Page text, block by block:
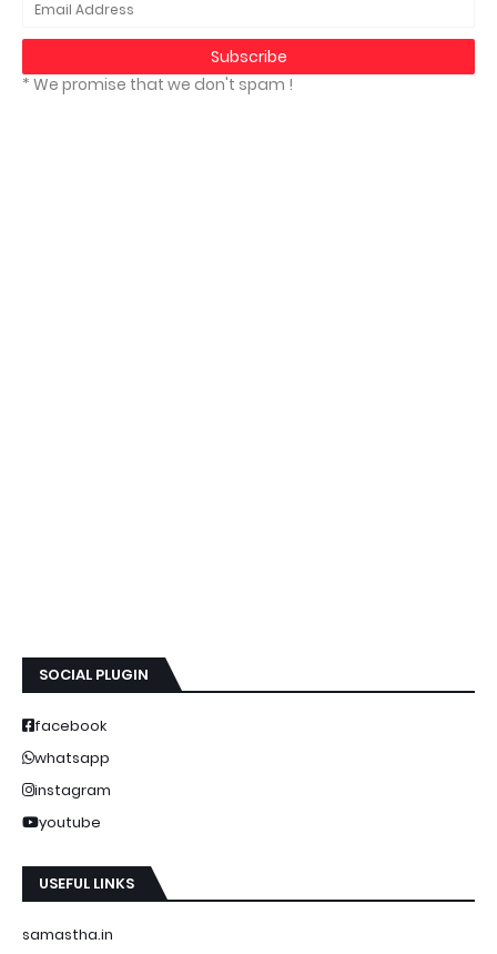
* We promise that we don't spam !
SOCIAL PLUGIN
facebook
whatsapp
instagram
youtube
USEFUL LINKS
samastha.in